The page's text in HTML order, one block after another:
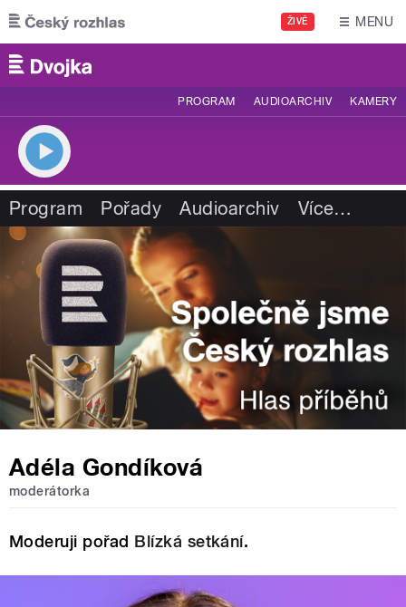
Přejít k hlavnímu obsahu
ŽIVĚ MENU
PROGRAM AUDIOARCHIV KAMERY
Program Pořady Audioarchiv Více…
Adéla Gondíková
moderátorka
Moderuji pořad Blízká setkání.